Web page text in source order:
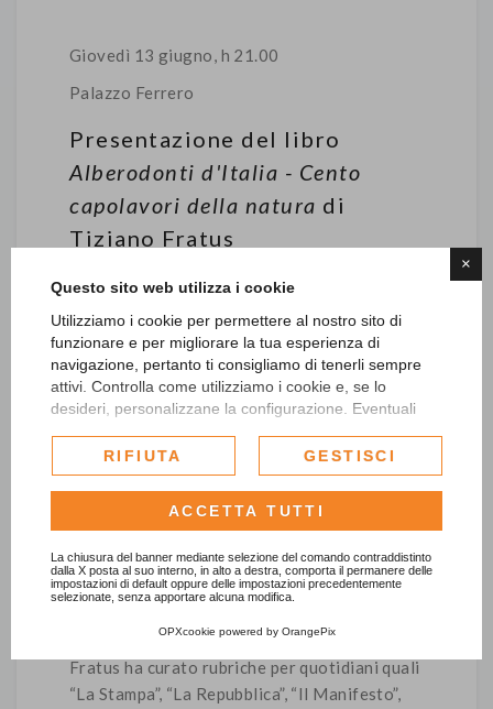
×
Questo sito web utilizza i cookie
Utilizziamo i cookie per permettere al nostro sito di
funzionare e per migliorare la tua esperienza di
navigazione, pertanto ti consigliamo di tenerli sempre
attivi. Controlla come utilizziamo i cookie e, se lo
desideri, personalizzane la configurazione. Eventuali
esclusivamente previa acquisizione del consenso
dell'utente.
Consulta l'informativa cookie completa.
RIFIUTA GESTISCI
ACCETTA TUTTI
La chiusura del banner mediante selezione del comando contraddistinto
dalla X posta al suo interno, in alto a destra, comporta il permanere delle
impostazioni di default oppure delle impostazioni precedentemente
selezionate, senza apportare alcuna modifica.
OPXcookie powered by OrangePix
Giovedì 13 giugno, h 21.00
Palazzo Ferrero
Presentazione del libro
Alberodonti d'Italia - Cento
capolavori della natura di
Tiziano Fratus
Un libro dedicato agli “alberodonti”, grandi
alberi d’Italia che portano inciso sulla
corteccia il trascorrere del tempo. Un viaggio
atipico intriso di poesia e avventura, natura e
grandi sogni intarsiati in legno e foglie.
In un quarto di secolo di dedizione alla
scrittura, Tiziano Fratus (Bergamo, 1975) ha
sviluppato concetti quali Homo radix,
Dendrosofia, Silva itinerante e Umanesimo
terrestre che ha avuto modo di approfondire
gruppi editoriali italiani. Nomade editoriale,
Fratus ha curato rubriche per quotidiani quali
“La Stampa”, “La Repubblica”, “Il Manifesto”,